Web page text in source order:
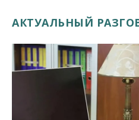
АКТУАЛЬНЫЙ